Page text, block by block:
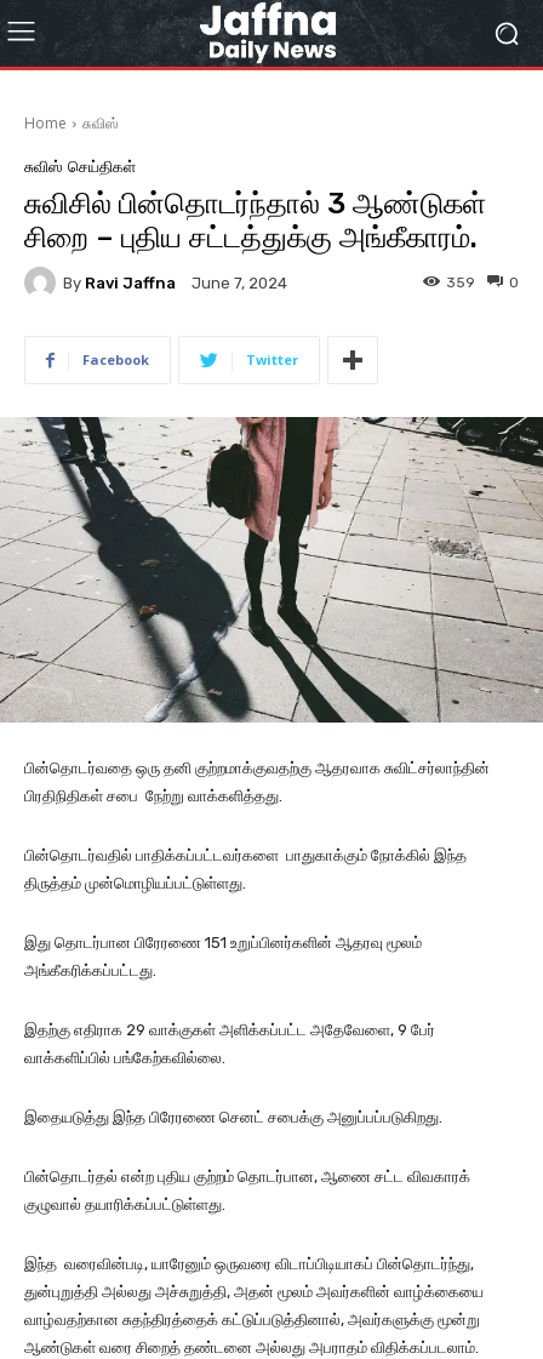
Home சுவிஸ்
சுவிஸ் செய்திகள்
சுவிசில் பின்தொடர்ந்தால் 3 ஆண்டுகள்
சிறை – புதிய சட்டத்துக்கு அங்கீகாரம்.
By Ravi Jaffna June 7, 2024 0
359
Facebook Twitter
பின்தொடர்வதை ஒரு தனி குற்றமாக்குவதற்கு ஆதரவாக சுவிட்சர்லாந்தின்
பிரதிநிதிகள் சபை நேற்று வாக்களித்தது.
பின்தொடர்வதில் பாதிக்கப்பட்டவர்களை பாதுகாக்கும் நோக்கில் இந்த
திருத்தம் முன்மொழியப்பட்டுள்ளது.
இது தொடர்பான பிரேரணை 151 உறுப்பினர்களின் ஆதரவு மூலம்
அங்கீகரிக்கப்பட்டது.
இதற்கு எதிராக 29 வாக்குகள் அளிக்கப்பட்ட அதேவேளை, 9 பேர்
வாக்களிப்பில் பங்கேற்கவில்லை.
இதையடுத்து இந்த பிரேரணை செனட் சபைக்கு அனுப்பப்படுகிறது.
பின்தொடர்தல் என்ற புதிய குற்றம் தொடர்பான, ஆணை சட்ட விவகாரக்
குழுவால் தயாரிக்கப்பட்டுள்ளது.
இந்த வரைவின்படி, யாரேனும் ஒருவரை விடாப்பிடியாகப் பின்தொடர்ந்து,
துன்புறுத்தி அல்லது அச்சுறுத்தி, அதன் மூலம் அவர்களின் வாழ்க்கையை
வாழ்வதற்கான சுதந்திரத்தைக் கட்டுப்படுத்தினால், அவர்களுக்கு மூன்று
ஆண்டுகள் வரை சிறைத் தண்டனை அல்லது அபராதம் விதிக்கப்படலாம்.